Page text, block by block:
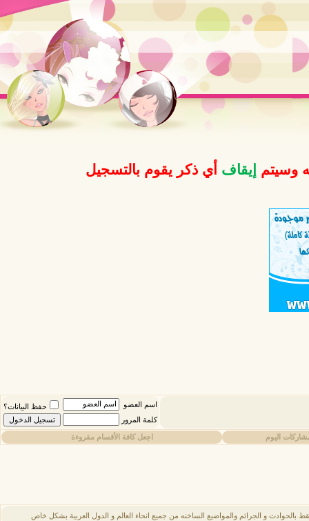
وسيتم إيقاف أي ذكر يقوم بالتسجيل
اسم العضو
حفظ البيانات؟
كلمة المرور
اليوم اجعل كافة الأقسام مقروءة
و الجرائم والمواضيع الساخنه من جميع انحاء العالم و الدول العربية بشكل خاص